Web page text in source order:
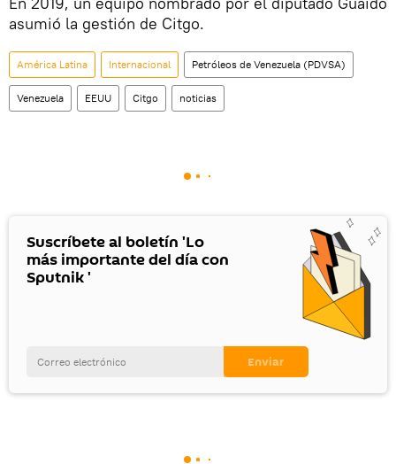
asumió la gestión de Citgo.
América Latina Internacional Petróleos de Venezuela (PDVSA)
Venezuela EEUU Citgo noticias
Suscríbete al boletín 'Lo
más importante del día con
Sputnik '